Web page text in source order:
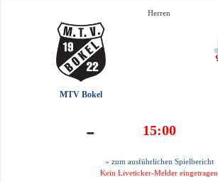
Herren
MTV Bokel
- 15:00
» zum ausführlichen Spielbericht
Kein Liveticker-Melder eingetragen